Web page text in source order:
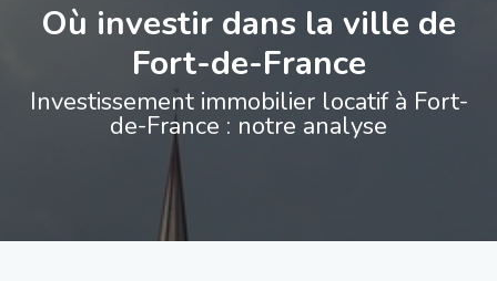
Où investir dans la ville de
Fort-de-France
Investissement immobilier locatif à Fort-
de-France : notre analyse